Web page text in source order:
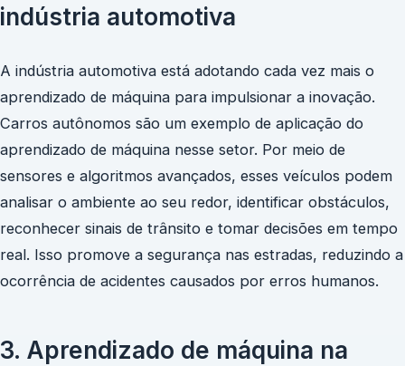
indústria automotiva
A indústria automotiva está adotando cada vez mais o
aprendizado de máquina para impulsionar a inovação.
Carros autônomos são um exemplo de aplicação do
aprendizado de máquina nesse setor. Por meio de
sensores e algoritmos avançados, esses veículos podem
analisar o ambiente ao seu redor, identificar obstáculos,
reconhecer sinais de trânsito e tomar decisões em tempo
real. Isso promove a segurança nas estradas, reduzindo a
ocorrência de acidentes causados por erros humanos.
3. Aprendizado de máquina na